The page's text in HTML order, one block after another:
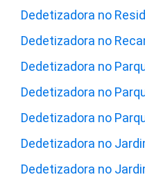
Dedetizadora no
Dedetizadora no
Dedetizadora no
Dedetizadora no
Dedetizadora no
Dedetizadora no
Dedetizadora no